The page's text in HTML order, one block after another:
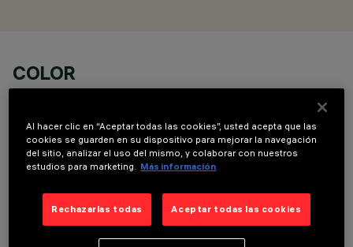
COLOR
DATOS TÉCNICOS
ÚLTIMA ACTUALIZACIÓN: 06/08/2026
Al hacer clic en “Aceptar todas las cookies”, usted acepta que las
cookies se guarden en su dispositivo para mejorar la navegación
del sitio, analizar el uso del mismo, y colaborar con nuestros
estudios para marketing. Más información
Rechazarlas todas Aceptar todas las cookies